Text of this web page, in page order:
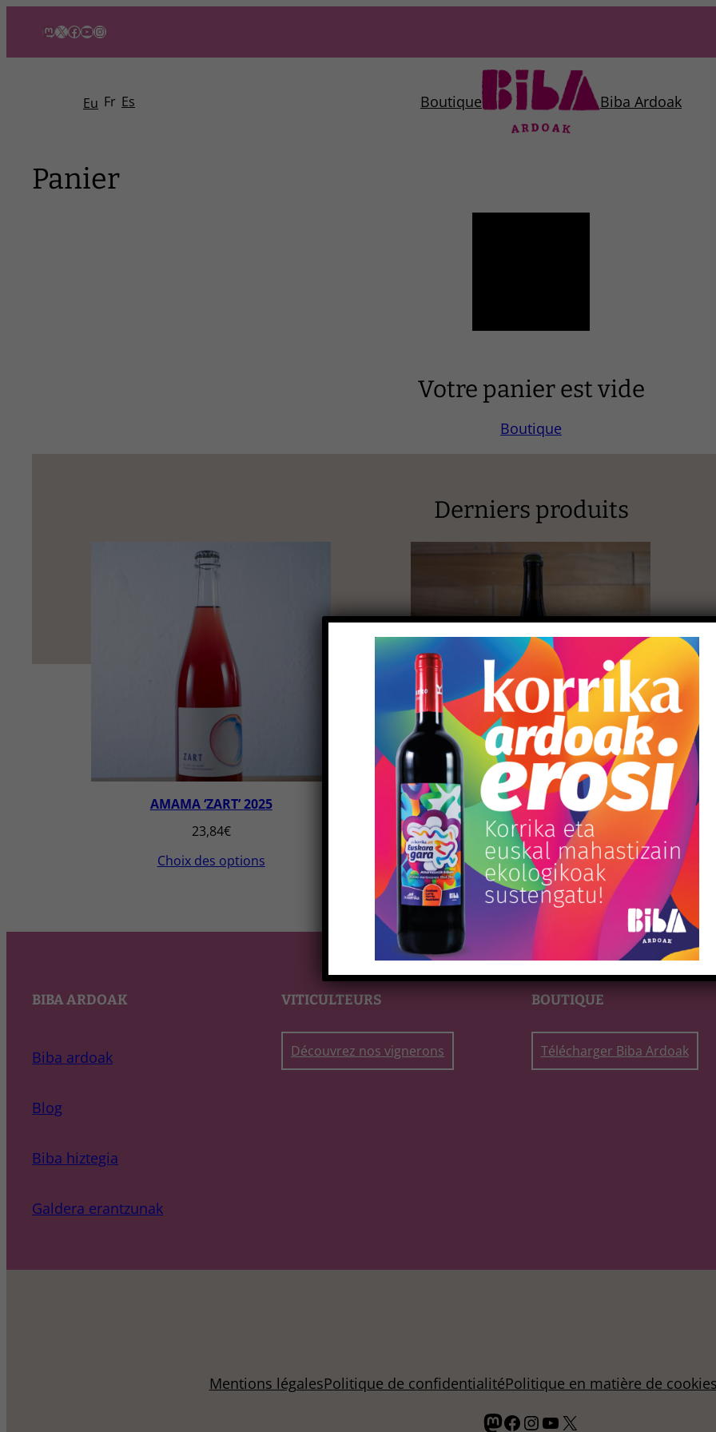
Mastodon
X Facebook
YouTube
Instagram
Eu Fr Es Boutique Biba Ardoak
Panier
Votre panier est vide
Boutique
Derniers produits
AMAMA ‘ZART’ 2025
23,84€
Choix des options
AMAMA ‘EGU’ 2023
23,84€
Add to cart
BIBA ARDOAK
Biba ardoak
Blog
Biba hiztegia
Galdera erantzunak
VITICULTEURS
Découvrez nos vignerons
BOUTIQUE
Télécharger Biba Ardoak
Mentions légalesPolitique de confidentialitéPolitique en matière de
Mastodon
Facebook
Instagram
YouTube
X